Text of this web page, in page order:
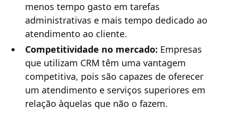
menos tempo gasto em tarefas
administrativas e mais tempo dedicado ao
atendimento ao cliente.
Competitividade no mercado: Empresas
que utilizam CRM têm uma vantagem
competitiva, pois são capazes de oferecer
um atendimento e serviços superiores em
relação àquelas que não o fazem.